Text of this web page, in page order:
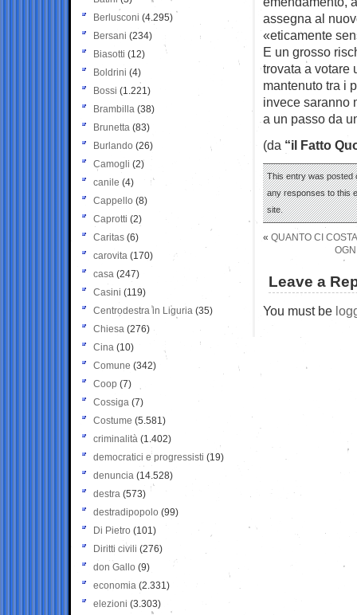
assegna al
«eticamente
E un grosso
trovata a votare
mantenuto tra i
invece saranno
a un passo da
(da “il Fatto
This entry was posted
any responses to this
site.
« QUANTO CI
Leave a
You must be
Berlusconi (4.295)
Bersani (234)
Biasotti (12)
Boldrini (4)
Bossi (1.221)
Brambilla (38)
Brunetta (83)
Burlando (26)
Camogli (2)
canile (4)
Cappello (8)
Caprotti (2)
Caritas (6)
carovita (170)
casa (247)
Casini (119)
Centrodestra in Liguria (35)
Chiesa (276)
Cina (10)
Comune (342)
Coop (7)
Cossiga (7)
Costume (5.581)
criminalità (1.402)
democratici e progressisti (19)
denuncia (14.528)
destra (573)
destradipopolo (99)
Di Pietro (101)
Diritti civili (276)
don Gallo (9)
economia (2.331)
elezioni (3.303)